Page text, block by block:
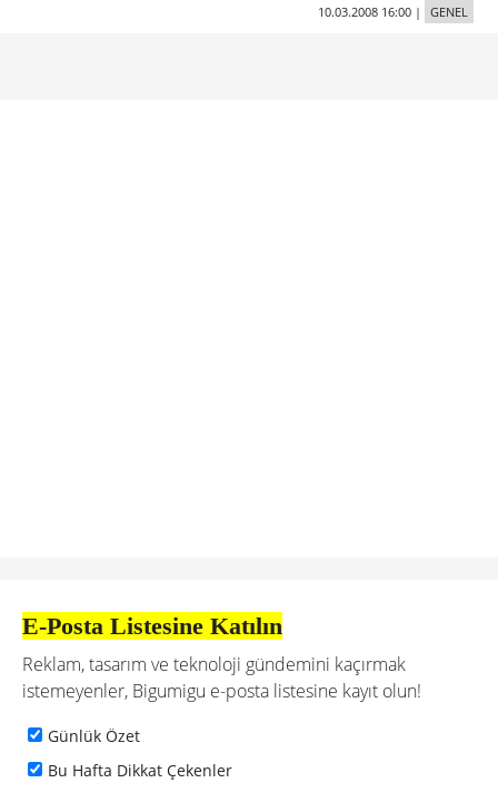
10.03.2008 16:00| GENEL
E-Posta Listesine Katılın
Reklam, tasarım ve teknoloji gündemini kaçırmak
istemeyenler, Bigumigu e-posta listesine kayıt olun!
Günlük Özet
Bu Hafta Dikkat Çekenler